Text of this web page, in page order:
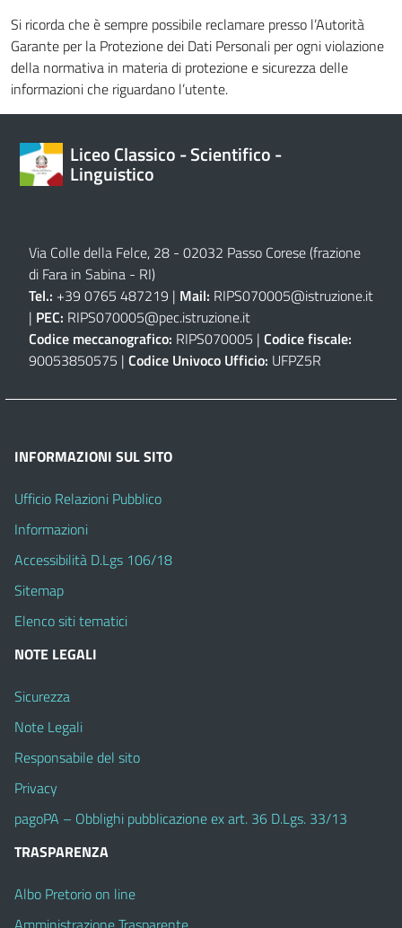
Si ricorda che è sempre possibile reclamare presso l’Autorità
Garante per la Protezione dei Dati Personali per ogni violazione
della normativa in materia di protezione e sicurezza delle
informazioni che riguardano l’utente.
Liceo Classico - Scientifico -
Linguistico
Via Colle della Felce, 28 - 02032 Passo Corese (frazione
di Fara in Sabina - RI)
Tel.: +39 0765 487219 | Mail: RIPS070005@istruzione.it
| PEC: RIPS070005@pec.istruzione.it
Codice meccanografico: RIPS070005 | Codice fiscale:
90053850575 | Codice Univoco Ufficio: UFPZ5R
INFORMAZIONI SUL SITO
Ufficio Relazioni Pubblico
Informazioni
Accessibilità D.Lgs 106/18
Sitemap
Elenco siti tematici
NOTE LEGALI
Sicurezza
Note Legali
Responsabile del sito
Privacy
pagoPA – Obblighi pubblicazione ex art. 36 D.Lgs. 33/13
TRASPARENZA
Albo Pretorio on line